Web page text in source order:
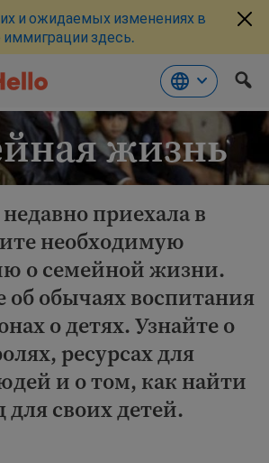
и ожидаемых изменениях в
здесь.
жизнь
приехала в
необходимую
о семейной жизни.
об обычаях воспитания
о детях. Узнайте о
ресурсах для
и о том, как найти
для своих детей.